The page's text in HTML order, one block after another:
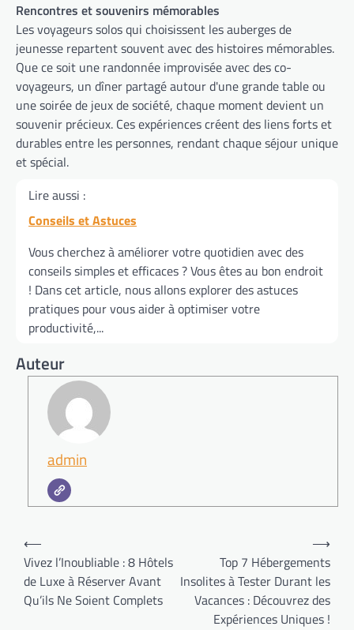
Rencontres et souvenirs mémorables
Les voyageurs solos qui choisissent les auberges de
jeunesse repartent souvent avec des histoires mémorables.
Que ce soit une randonnée improvisée avec des co-
voyageurs, un dîner partagé autour d'une grande table ou
une soirée de jeux de société, chaque moment devient un
souvenir précieux. Ces expériences créent des liens forts et
durables entre les personnes, rendant chaque séjour unique
et spécial.
Lire aussi :
Conseils et Astuces
Vous cherchez à améliorer votre quotidien avec des
conseils simples et efficaces ? Vous êtes au bon endroit
! Dans cet article, nous allons explorer des astuces
pratiques pour vous aider à optimiser votre
productivité,...
Auteur
admin
Navigation
de
l’article
⟵
Vivez l’Inoubliable : 8 Hôtels
de Luxe à Réserver Avant
Qu’ils Ne Soient Complets
Top 7 Hébergements
Insolites à Tester Durant les
Vacances : Découvrez des
Expériences Uniques !
⟶